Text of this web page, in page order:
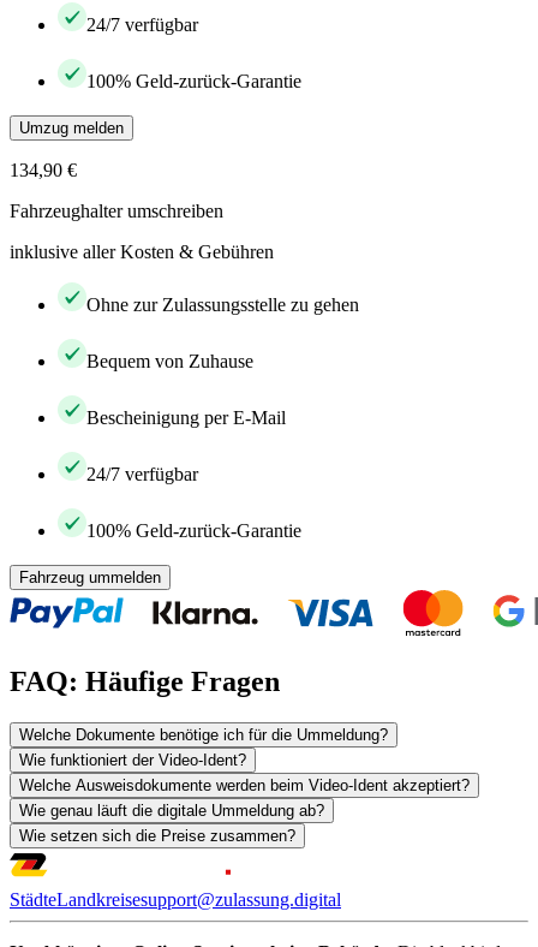
24/7 verfügbar
100% Geld-zurück-Garantie
Umzug melden
134,90 €
Fahrzeughalter umschreiben
inklusive aller Kosten & Gebühren
Ohne zur Zulassungsstelle zu gehen
Bequem von Zuhause
Bescheinigung per E-Mail
24/7 verfügbar
100% Geld-zurück-Garantie
Fahrzeug ummelden
FAQ: Häufige Fragen
Welche Dokumente benötige ich für die Ummeldung?
Wie funktioniert der Video-Ident?
Welche Ausweisdokumente werden beim Video-Ident akzeptiert?
Wie genau läuft die digitale Ummeldung ab?
Wie setzen sich die Preise zusammen?
StädteLandkreisesupport@zulassung.digital